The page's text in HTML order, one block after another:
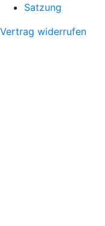
Satzung
Vertrag widerrufen